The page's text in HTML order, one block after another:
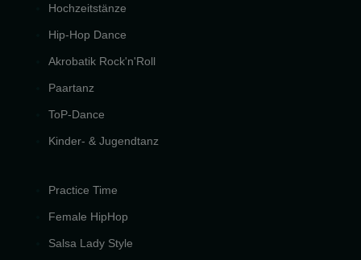
Hochzeitstänze
Hip-Hop Dance
Akrobatik Rock'n'Roll
Paartanz
ToP-Dance
Kinder- & Jugendtanz
Practice Time
Female HipHop
Salsa Lady Style